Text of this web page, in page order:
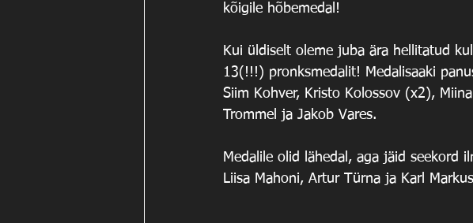
kõigile hõbemedal!
Kui üldiselt oleme juba ära hellitatud
13(!!!) pronksmedalit! Medalisaaki
Siim Kohver, Kristo Kolossov (x2),
Trommel ja Jakob Vares.
Medalile olid lähedal, aga jäid seekord
Liisa Mahoni, Artur Türna ja Karl